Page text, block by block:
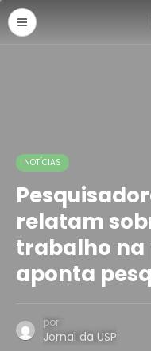
NOTÍCIAS
relatam
trabalho na
aponta
por
Jornal da USP